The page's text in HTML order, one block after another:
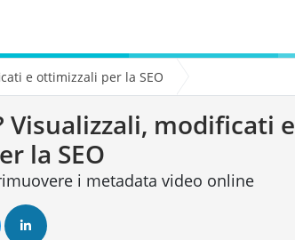
e ottimizzali per la SEO
Visualizzali, modificati e
la SEO
i metadata video online